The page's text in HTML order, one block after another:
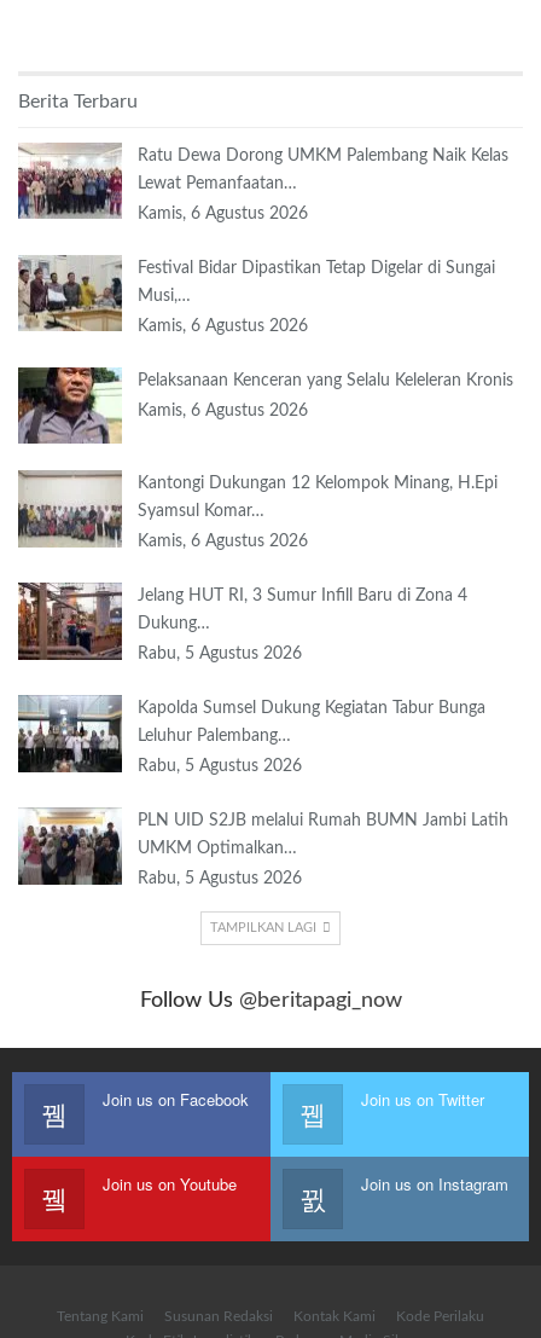
Berita Terbaru
Ratu Dewa Dorong UMKM Palembang Naik Kelas
Lewat Pemanfaatan…
Kamis, 6 Agustus 2026
Festival Bidar Dipastikan Tetap Digelar di Sungai
Musi,…
Kamis, 6 Agustus 2026
Pelaksanaan Kenceran yang Selalu Keleleran Kronis
Kamis, 6 Agustus 2026
Kantongi Dukungan 12 Kelompok Minang, H.Epi
Syamsul Komar…
Kamis, 6 Agustus 2026
Jelang HUT RI, 3 Sumur Infill Baru di Zona 4
Dukung…
Rabu, 5 Agustus 2026
Kapolda Sumsel Dukung Kegiatan Tabur Bunga
Leluhur Palembang…
Rabu, 5 Agustus 2026
PLN UID S2JB melalui Rumah BUMN Jambi Latih
UMKM Optimalkan…
Rabu, 5 Agustus 2026
TAMPILKAN LAGI
Follow Us @beritapagi_now
Join us on Facebook Join us on Twitter
Join us on Youtube Join us on Instagram
Tentang Kami Susunan Redaksi Kontak Kami
Kode Perilaku